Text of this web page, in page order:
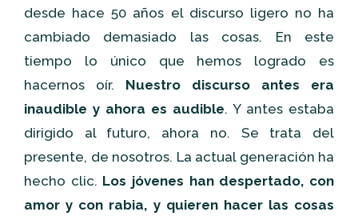
desde hace 50 años el discurso ligero no ha
cambiado demasiado las cosas. En este
tiempo lo único que hemos logrado es
hacernos oír. Nuestro discurso antes era
inaudible y ahora es audible. Y antes estaba
dirigido al futuro, ahora no. Se trata del
presente, de nosotros. La actual generación ha
hecho clic. Los jóvenes han despertado, con
amor y con rabia, y quieren hacer las cosas